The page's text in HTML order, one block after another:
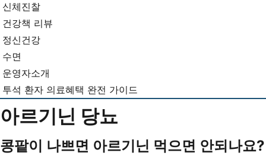
신체진찰
건강책 리뷰
정신건강
수면
운영자소개
투석 환자 의료혜택 완전 가이드
아르기닌 당뇨
콩팥이 나쁘면 아르기닌 먹으면 안되나요?